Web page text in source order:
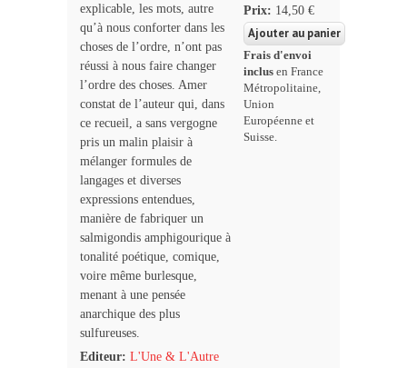
explicable, les mots, autre
qu’à nous conforter dans les
choses de l’ordre, n’ont pas
réussi à nous faire changer
l’ordre des choses. Amer
constat de l’auteur qui, dans
ce recueil, a sans vergogne
pris un malin plaisir à
mélanger formules de
langages et diverses
expressions entendues,
manière de fabriquer un
salmigondis amphigourique à
tonalité poétique, comique,
voire même burlesque,
menant à une pensée
anarchique des plus
sulfureuses.
Editeur: L'Une & L'Autre
Prix: 14,50 €
Frais d'envoi
inclus en France
Métropolitaine,
Union
Européenne et
Suisse.